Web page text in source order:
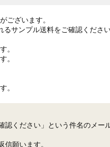
ございます。
サンプル送料をご確認ください
。
。
。
ください」という件名のメー
願います。